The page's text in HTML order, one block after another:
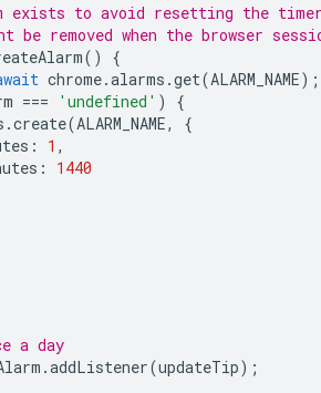
exists to avoid resetting the
be removed when the browser
()
{
chrome.alarms .get(ALARM_NAME);
=== 'undefined' )
{
.create(ALARM_NAME,
{
: 1 ,
:
1440
a day
.addListener(updateTip);